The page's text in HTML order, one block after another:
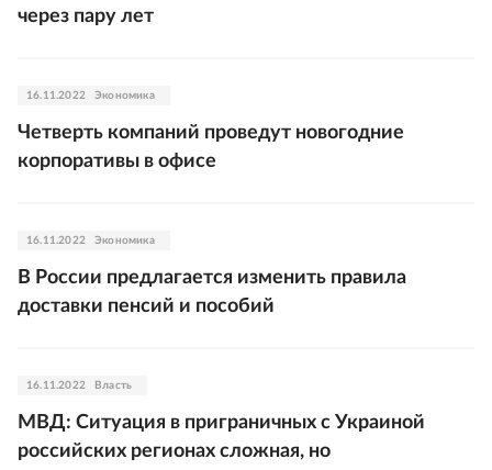
через пару лет
16.11.2022 Экономика
Четверть компаний проведут новогодние
корпоративы в офисе
16.11.2022 Экономика
В России предлагается изменить правила
доставки пенсий и пособий
16.11.2022 Власть
МВД: Ситуация в приграничных с Украиной
российских регионах сложная, но